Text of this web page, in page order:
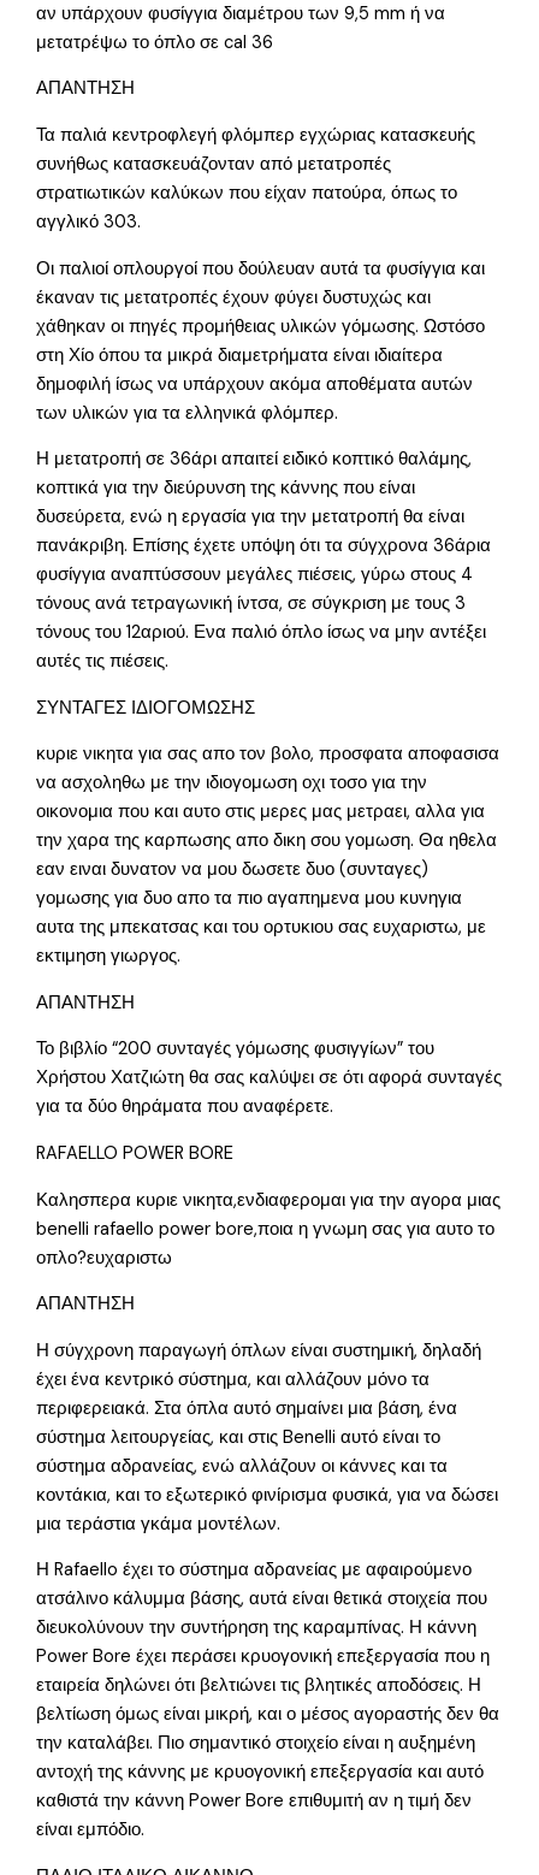
αν υπάρχουν φυσίγγια διαμέτρου των 9,5 mm ή να
μετατρέψω το όπλο σε cal 36
ΑΠΑΝΤΗΣΗ
Τα παλιά κεντροφλεγή φλόμπερ εγχώριας κατασκευής
συνήθως κατασκευάζονταν από μετατροπές
στρατιωτικών καλύκων που είχαν πατούρα, όπως το
αγγλικό 303.
Οι παλιοί οπλουργοί που δούλευαν αυτά τα φυσίγγια και
έκαναν τις μετατροπές έχουν φύγει δυστυχώς και
χάθηκαν οι πηγές προμήθειας υλικών γόμωσης. Ωστόσο
στη Χίο όπου τα μικρά διαμετρήματα είναι ιδιαίτερα
δημοφιλή ίσως να υπάρχουν ακόμα αποθέματα αυτών
των υλικών για τα ελληνικά φλόμπερ.
Η μετατροπή σε 36άρι απαιτεί ειδικό κοπτικό θαλάμης,
κοπτικά για την διεύρυνση της κάννης που είναι
δυσεύρετα, ενώ η εργασία για την μετατροπή θα είναι
πανάκριβη. Επίσης έχετε υπόψη ότι τα σύγχρονα 36άρια
φυσίγγια αναπτύσσουν μεγάλες πιέσεις, γύρω στους 4
τόνους ανά τετραγωνική ίντσα, σε σύγκριση με τους 3
τόνους του 12αριού. Ενα παλιό όπλο ίσως να μην αντέξει
αυτές τις πιέσεις.
ΣΥΝΤΑΓΕΣ ΙΔΙΟΓΟΜΩΣΗΣ
κυριε νικητα για σας απο τον βολο, προσφατα αποφασισα
να ασχοληθω με την ιδιογομωση οχι τοσο για την
οικονομια που και αυτο στις μερες μας μετραει, αλλα για
την χαρα της καρπωσης απο δικη σου γομωση. Θα ηθελα
εαν ειναι δυνατον να μου δωσετε δυο (συνταγες)
γομωσης για δυο απο τα πιο αγαπημενα μου κυνηγια
αυτα της μπεκατσας και του ορτυκιου σας ευχαριστω, με
εκτιμηση γιωργος.
ΑΠΑΝΤΗΣΗ
Το βιβλίο “200 συνταγές γόμωσης φυσιγγίων” του
Χρήστου Χατζιώτη θα σας καλύψει σε ότι αφορά συνταγές
για τα δύο θηράματα που αναφέρετε.
RAFAELLO POWER BORE
Καλησπερα κυριε νικητα,ενδιαφερομαι για την αγορα μιας
benelli rafaello power bore,ποια η γνωμη σας για αυτο το
οπλο?ευχαριστω
ΑΠΑΝΤΗΣΗ
Η σύγχρονη παραγωγή όπλων είναι συστημική, δηλαδή
έχει ένα κεντρικό σύστημα, και αλλάζουν μόνο τα
περιφερειακά. Στα όπλα αυτό σημαίνει μια βάση, ένα
σύστημα λειτουργείας, και στις Benelli αυτό είναι το
σύστημα αδρανείας, ενώ αλλάζουν οι κάννες και τα
κοντάκια, και το εξωτερικό φινίρισμα φυσικά, για να δώσει
μια τεράστια γκάμα μοντέλων.
Η Rafaello έχει το σύστημα αδρανείας με αφαιρούμενο
ατσάλινο κάλυμμα βάσης, αυτά είναι θετικά στοιχεία που
διευκολύνουν την συντήρηση της καραμπίνας. Η κάννη
Power Bore έχει περάσει κρυογονική επεξεργασία που η
εταιρεία δηλώνει ότι βελτιώνει τις βλητικές αποδόσεις. Η
βελτίωση όμως είναι μικρή, και ο μέσος αγοραστής δεν θα
την καταλάβει. Πιο σημαντικό στοιχείο είναι η αυξημένη
αντοχή της κάννης με κρυογονική επεξεργασία και αυτό
καθιστά την κάννη Power Bore επιθυμιτή αν η τιμή δεν
είναι εμπόδιο.